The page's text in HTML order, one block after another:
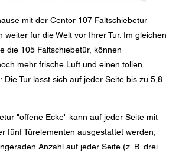
mit der Centor 107 Faltschiebetür
weiter für die Welt vor Ihrer Tür. Im gleichen
die 105 Faltschiebetür, können
mehr frische Luft und einen tollen
Die Tür lässt sich auf jeder Seite bis zu 5,8
"offene Ecke" kann auf jeder Seite mit
fünf Türelementen ausgestattet werden,
Anzahl auf jeder Seite (z. B. drei